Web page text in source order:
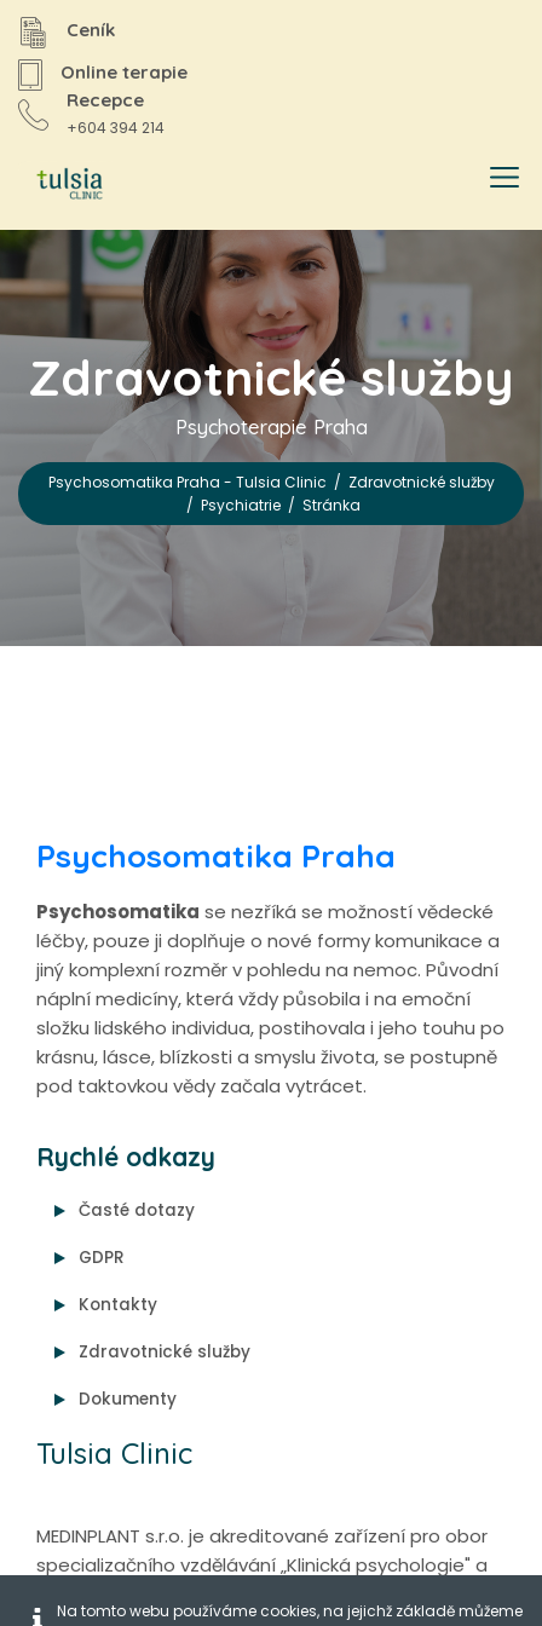
Ceník
Online terapie
Recepce
+604 394 214
Zdravotnické služby
Psychoterapie Praha
Psychosomatika Praha - Tulsia Clinic / Zdravotnické služby
/ Psychiatrie / Stránka
Psychosomatika Praha
Psychosomatika se nezříká se možností vědecké
léčby, pouze ji doplňuje o nové formy komunikace a
jiný komplexní rozměr v pohledu na nemoc. Původní
náplní medicíny, která vždy působila i na emoční
složku lidského individua, postihovala i jeho touhu po
krásnu, lásce, blízkosti a smyslu života, se postupně
pod taktovkou vědy začala vytrácet.
Rychlé odkazy
Časté dotazy
GDPR
Kontakty
Zdravotnické služby
Dokumenty
Tulsia Clinic
MEDINPLANT s.r.o. je akreditované zařízení pro obor
specializačního vzdělávání „Klinická psychologie" a
Na tomto webu používáme cookies, na jejichž základě můžeme